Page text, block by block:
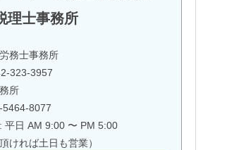
理士事務所
務士事務所
323-3957
所
5464-8077
平日 AM 9:00 〜 PM 5:00
ければ土日も営業）